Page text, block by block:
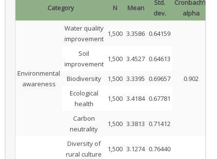
Category N Mean
Std.
dev.
Cronbach’s
alpha
Environmental
awareness
Water quality
improvement
1,500 3.3586 0.64159
0.902
Soil
improvement
1,500 3.4527 0.64613
Biodiversity 1,500 3.3395 0.69657
Ecological
health
1,500 3.4184 0.67781
Carbon
neutrality
1,500 3.3813 0.71412
Diversity of
rural culture
1,500 3.1274 0.76440